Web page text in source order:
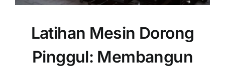
Latihan Mesin Dorong
Pinggul: Membangun